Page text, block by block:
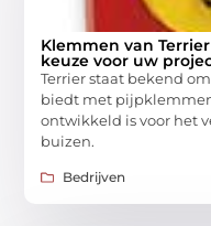
Klemmen van
keuze voor uw
Terrier staat bekend
biedt met
ontwikkeld is voor het
buizen.
Bedrijven